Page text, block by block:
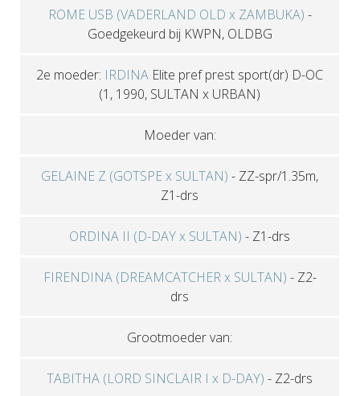
ROME USB (VADERLAND OLD x ZAMBUKA) -
Goedgekeurd bij KWPN, OLDBG
2e moeder: IRDINA Elite pref prest sport(dr) D-OC
(1, 1990, SULTAN x URBAN)
Moeder van:
GELAINE Z (GOTSPE x SULTAN) - ZZ-spr/1.35m,
Z1-drs
ORDINA II (D-DAY x SULTAN) - Z1-drs
FIRENDINA (DREAMCATCHER x SULTAN) - Z2-
drs
Grootmoeder van:
TABITHA (LORD SINCLAIR I x D-DAY) - Z2-drs